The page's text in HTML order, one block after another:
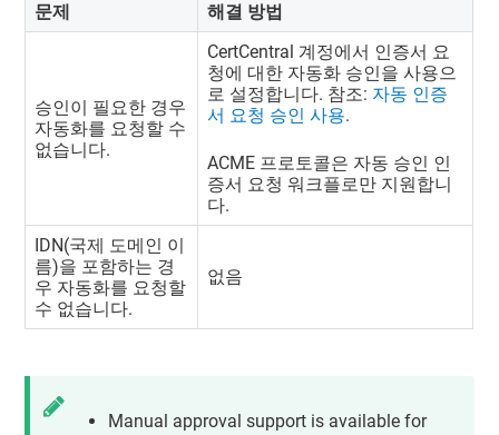
문제 해결 방법
승인이 필요한 경우
자동화를 요청할 수
없습니다.
CertCentral 계정에서 인증서 요
청에 대한 자동화 승인을 사용으
로 설정합니다. 참조: 자동 인증
서 요청 승인 사용.
ACME 프로토콜은 자동 승인 인
증서 요청 워크플로만 지원합니
다.
IDN(국제 도메인 이
름)을 포함하는 경
우 자동화를 요청할
수 없습니다.
없음
Manual approval support is available for